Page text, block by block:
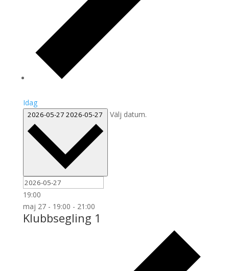
Idag
2026-05-272026-05-27 Välj datum.
19:00
maj 27 - 19:00 - 21:00
Klubbsegling 1